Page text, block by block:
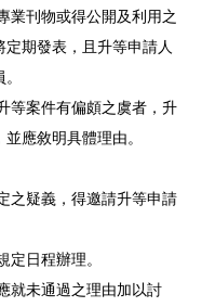
業刊物或得公開及利用之
期發表，且升等申請人
等案件有偏頗之虞者，升
應敘明具體理由。
疑義，得邀請升等申請
日程辦理。
就未通過之理由加以討